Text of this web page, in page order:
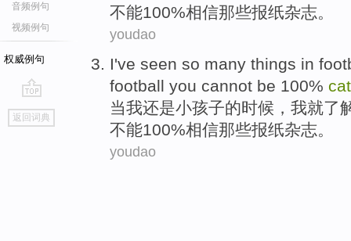
音频例句
视频例句
权威例句
go
top
返回词典
不能100%相信那些报纸杂志。
youdao
I've seen so many things in
football you cannot be 100%
当我还是小孩子的时候，我就了
不能100%相信那些报纸杂志 。
youdao